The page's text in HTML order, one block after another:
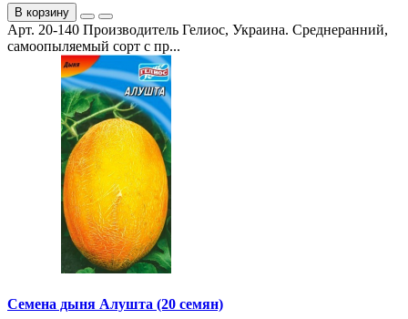
В корзину
Арт. 20-140 Производитель Гелиос, Украина. Среднеранний,
самоопыляемый сорт с пр...
Семена дыня Алушта (20 семян)